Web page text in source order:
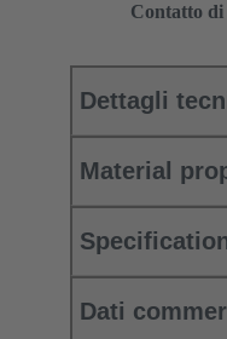
Contatto
Dettagli
Material
Dati